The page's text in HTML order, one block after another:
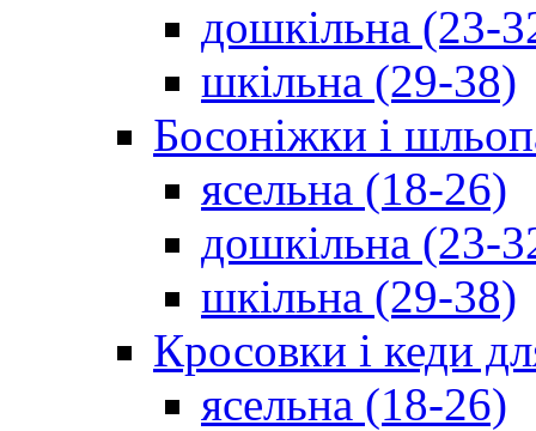
дошкільна (23-
шкільна (29-38)
Босоніжки і
ясельна (18-26)
дошкільна (23-
шкільна (29-38)
Кросовки і кеди
ясельна (18-26)